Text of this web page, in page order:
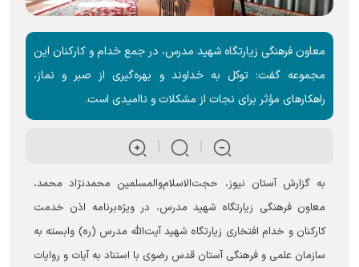
معاون فرهنگی زیارتگاه شهید مدرس، در جمع خدام و کارکنان این
مجموعه گفت: توکل به خداوند و بهره‌گیری از صبر و نماز،
راهکارهای مؤثر برای نجات از مشکلات و ناامیدی است.
به گزارش آستان نیوز، حجت‌الاسلام‌والمسلمین محمدنژاد محمد،
معاون فرهنگی زیارتگاه شهید مدرس، در ویژه‌برنامه اذن خدمت
کارکنان و خدام افتخاری زیارتگاه شهید آیت‌الله مدرس (ره) وابسته به
سازمان علمی و فرهنگی آستان قدس رضوی با استناد به آیات و روایات